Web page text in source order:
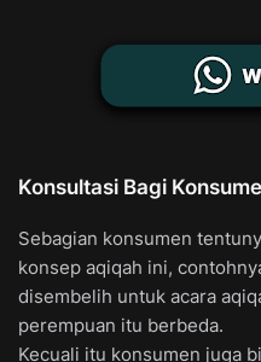
Konsultasi Bagi
Sebagian konsumen
konsep aqiqah ini,
disembelih untuk acara
perempuan itu berbeda.
Kecuali itu konsumen juga